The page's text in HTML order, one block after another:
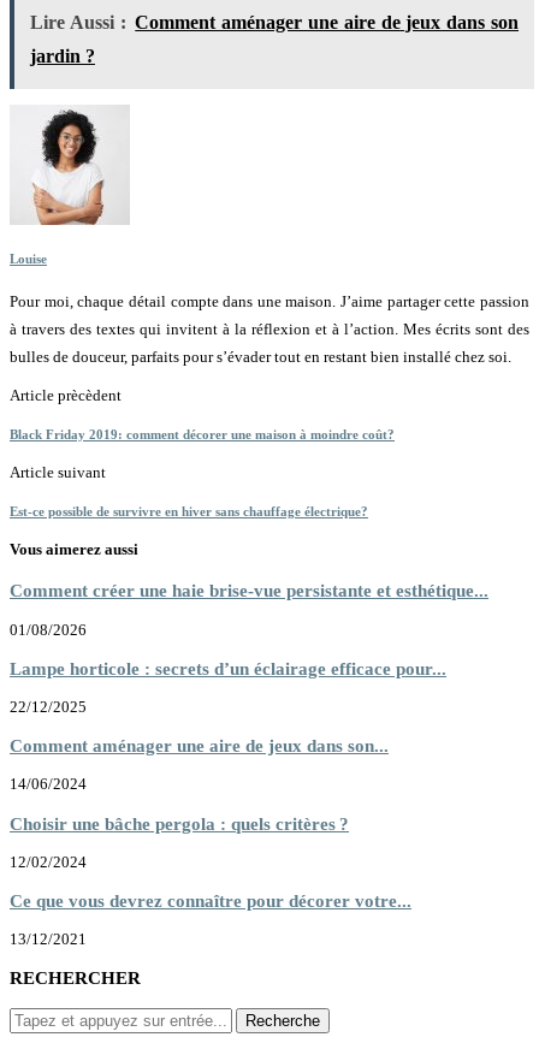
Lire Aussi : Comment aménager une aire de jeux dans son
jardin ?
Louise
Pour moi, chaque détail compte dans une maison. J’aime partager cette passion
à travers des textes qui invitent à la réflexion et à l’action. Mes écrits sont des
bulles de douceur, parfaits pour s’évader tout en restant bien installé chez soi.
Article prècèdent
Black Friday 2019: comment décorer une maison à moindre coût?
Article suivant
Est-ce possible de survivre en hiver sans chauffage électrique?
Vous aimerez aussi
Comment créer une haie brise-vue persistante et esthétique...
01/08/2026
Lampe horticole : secrets d’un éclairage efficace pour...
22/12/2025
Comment aménager une aire de jeux dans son...
14/06/2024
Choisir une bâche pergola : quels critères ?
12/02/2024
Ce que vous devrez connaître pour décorer votre...
13/12/2021
RECHERCHER